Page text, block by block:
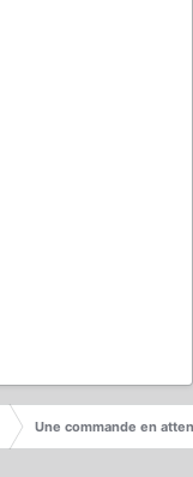
Une commande en